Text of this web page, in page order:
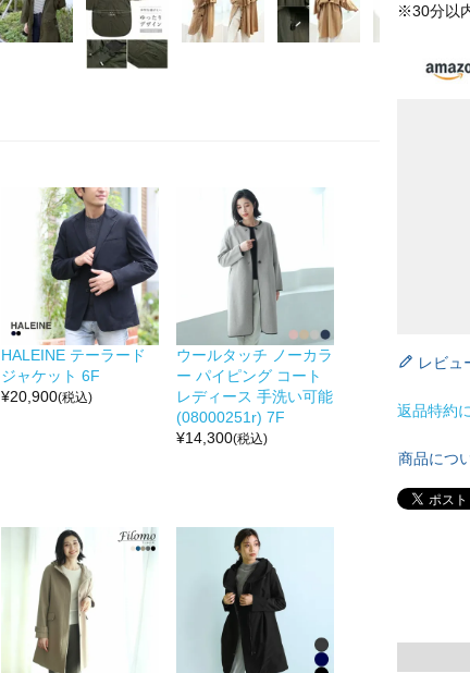
HALEINE テーラード
ジャケット 6F
¥20,900(税込)
ウールタッチ ノーカラ
ー パイピング コート
レディース 手洗い可能
(08000251r) 7F
¥14,300(税込)
※30分以
レビュ
返品特約
商品につ